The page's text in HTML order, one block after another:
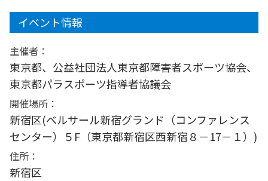
イベント情報
主催者：
東京都、公益社団法人東京都障害者スポーツ協会、
東京都パラスポーツ指導者協議会
開催場所：
新宿区(ベルサール新宿グランド（コンファレンス
センター）５F（東京都新宿区西新宿８－17－１）)
住所：
新宿区